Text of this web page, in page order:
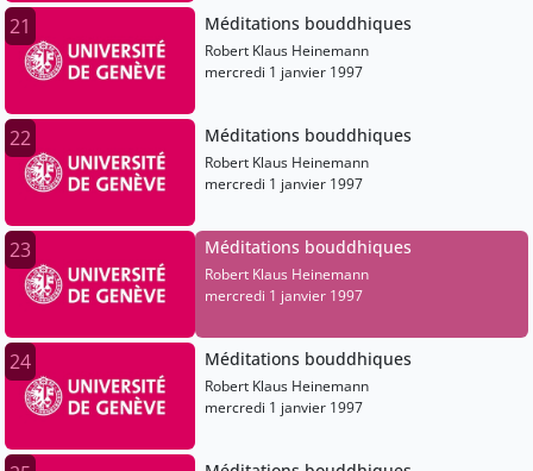
21 Méditations bouddhiques
Robert Klaus Heinemann
mercredi 1 janvier 1997
22 Méditations bouddhiques
Robert Klaus Heinemann
mercredi 1 janvier 1997
23 Méditations bouddhiques
Robert Klaus Heinemann
mercredi 1 janvier 1997
24 Méditations bouddhiques
Robert Klaus Heinemann
mercredi 1 janvier 1997